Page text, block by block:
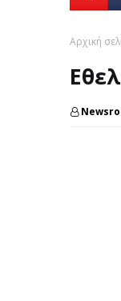
Αρχική